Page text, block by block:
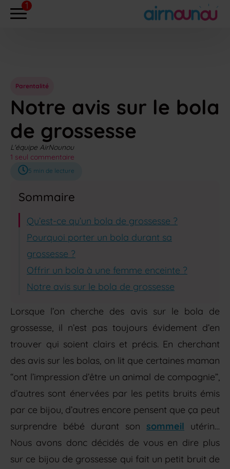
Parentalité
Notre avis sur le bola
de grossesse
L'équipe AirNounou
1 seul commentaire
5 min de lecture
Sommaire
Qu’est-ce qu’un bola de grossesse ?
Pourquoi porter un bola durant sa
grossesse ?
Offrir un bola à une femme enceinte ?
Notre avis sur le bola de grossesse
Lorsque l’on cherche des avis sur le bola de
grossesse, il n’est pas toujours évidement d’en
trouver qui soient clairs et précis. En cherchant
des avis sur les bolas, on lit que certaines maman
“ont l’impression d’être un animal de compagnie”,
d’autres sont énervées par les petits bruits émis
par ce bijou, d’autres encore pensent que ça peut
surprendre bébé durant son sommeil utérin…
Nous avons donc décidés de vous en dire plus
sur ce bijou de grossesse qui fait un petit bruit de